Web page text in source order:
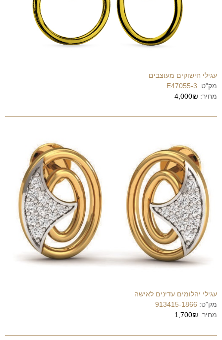
עגילי חישוקים מעוצבים
מק"ט: E47055-3
מחיר: 4,000₪
עגילי יהלומים עדינים לאישה
מק"ט: 913415-1866
מחיר: 1,700₪